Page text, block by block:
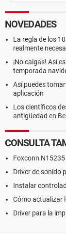
NOVEDADES
La regla de los
realmente
¡No caigas! Así
temporada
Así puedes
aplicación
Los científicos
antigüedad en
CONSULTA
Foxconn
Driver de sonido
Instalar
Cómo actualizar
Driver para la